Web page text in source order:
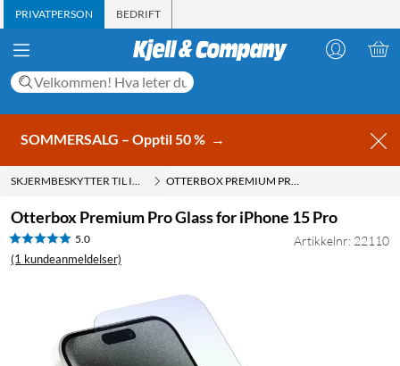
PRIVATPERSON BEDRIFT
SOMMERSALG – Opptil 50 % →
SKJERMBESKYTTER TIL IPHONE 15 PRO OTTERBOX PREMIUM PRO GLASS FOR IPHONE 15 PRO
Otterbox Premium Pro Glass for iPhone 15 Pro
5.0
(1 kundeanmeldelser)
Artikkelnr: 22110